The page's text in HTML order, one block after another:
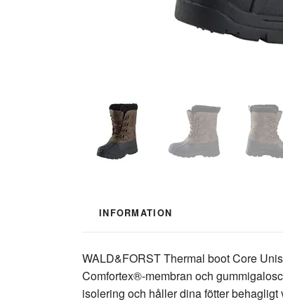
INFORMATION
WALD&FORST Thermal boot Core
Comfortex®-membran och
isolering och håller dina fötter